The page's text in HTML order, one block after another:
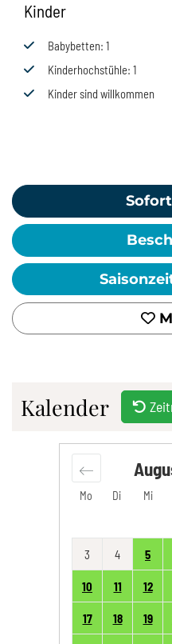
Kinder
Babybetten: 1
Kinderhochstühle: 1
Kinder sind willkommen
Kalender
Mo Di Mi
3 4 5
10 11 12
17 18 19